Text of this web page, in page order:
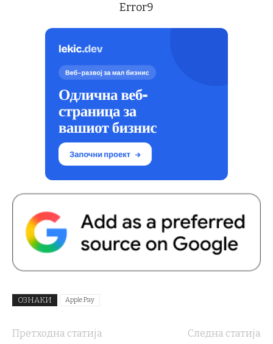
Error9
ОЗНАКИ Apple Pay
Претходна статија
Следна статија